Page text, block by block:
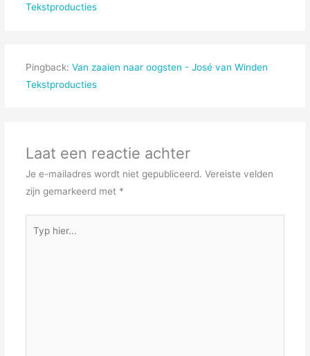
Tekstproducties
Pingback: Van zaaien naar oogsten - José van Winden
Tekstproducties
Laat een reactie achter
Je e-mailadres wordt niet gepubliceerd. Vereiste velden
zijn gemarkeerd met *
hier...